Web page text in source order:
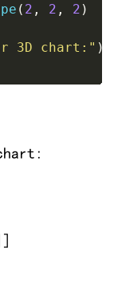
( 2 , 2 , 2 )
3D chart:" )